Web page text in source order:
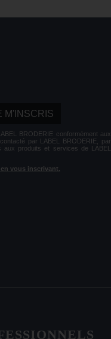
M'INSCRIS
BRODERIE conformément aux
par LABEL BRODERIE, par
aux produits et services de LABEL
vous inscrivant.